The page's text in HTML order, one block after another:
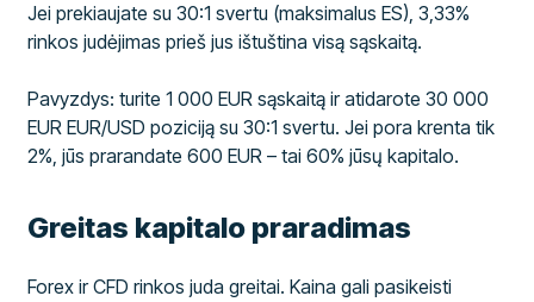
Jei prekiaujate su 30:1 svertu (maksimalus ES), 3,33%
rinkos judėjimas prieš jus ištuština visą sąskaitą.
Pavyzdys: turite 1 000 EUR sąskaitą ir atidarote 30 000
EUR EUR/USD poziciją su 30:1 svertu. Jei pora krenta tik
2%, jūs prarandate 600 EUR – tai 60% jūsų kapitalo.
Greitas kapitalo praradimas
Forex ir CFD rinkos juda greitai. Kaina gali pasikeisti